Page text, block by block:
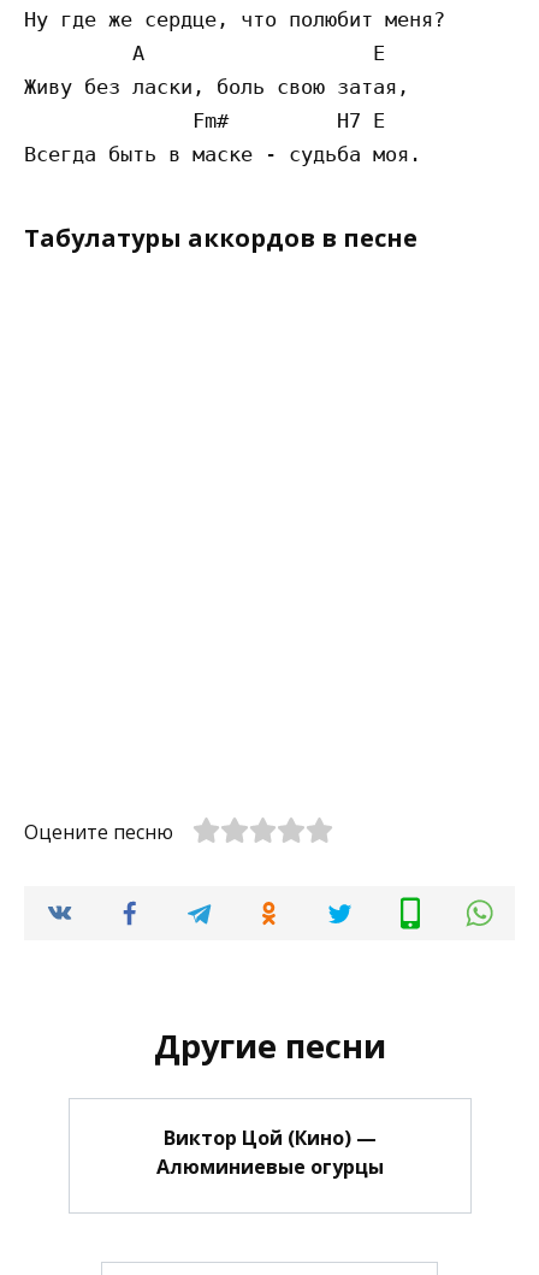
Ну где же сердце, что полюбит меня?
         A                   E
Живу без ласки, боль свою затая,
              Fm#         H7 E
Табулатуры аккордов в песне
Оцените песню
Другие песни
Виктор Цой (Кино) —
Алюминиевые огурцы